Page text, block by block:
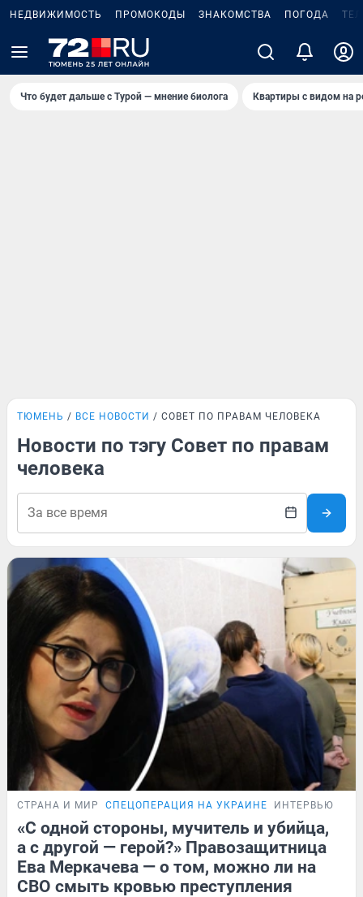
НЕДВИЖИМОСТЬ ПРОМОКОДЫ ЗНАКОМСТВА ПОГОДА
Что будет дальше с Турой — мнение биолога Квартиры с видом на
ТЮМЕНЬ ВСЕ НОВОСТИ СОВЕТ ПО ПРАВАМ ЧЕЛОВЕКА
Новости по тэгу Совет по правам
человека
СТРАНА И МИР СПЕЦОПЕРАЦИЯ НА УКРАИНЕ ИНТЕРВЬЮ
«С одной стороны, мучитель и убийца,
а с другой — герой?» Правозащитница
Ева Меркачева — о том, можно ли на
СВО смыть кровью преступления